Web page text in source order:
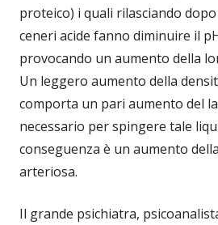
proteico) i quali rilasciando
ceneri acide fanno diminuire il
provocando un aumento della
Un leggero aumento della
comporta un pari aumento del
necessario per spingere tale
conseguenza è un aumento
arteriosa.
Il grande psichiatra,